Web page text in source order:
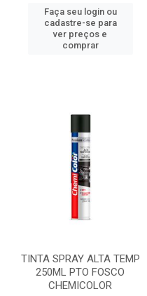
Faça seu login ou
cadastre-se para
ver preços e
comprar
TINTA SPRAY ALTA TEMP
250ML PTO FOSCO
CHEMICOLOR